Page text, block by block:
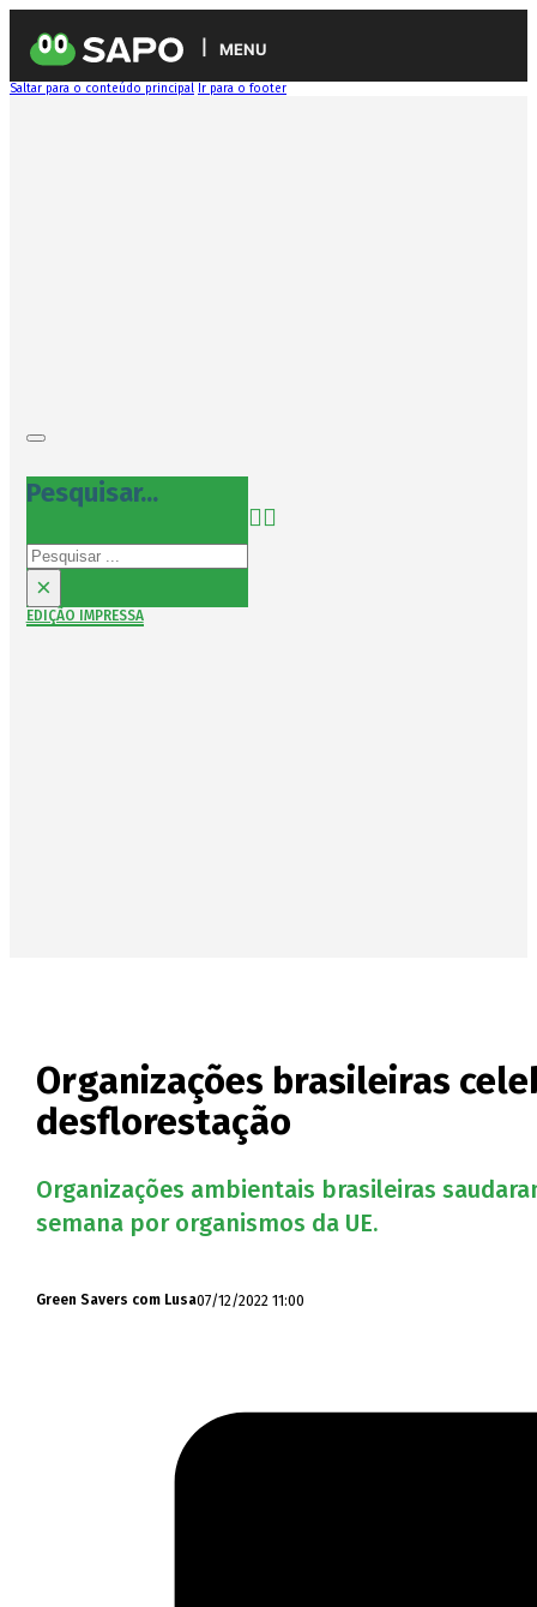
MENU
Saltar para o conteúdo principal Ir para o footer
Pesquisar...
Pesquisar
×
EDIÇÃO IMPRESSA
Organizações brasileiras
desflorestação
Organizações ambientais brasileiras
semana por organismos da UE.
Green Savers com Lusa07/12/2022 11:00